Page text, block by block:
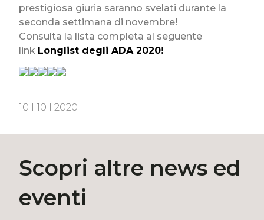
prestigiosa giuria saranno svelati durante la
seconda settimana di novembre!
Consulta la lista completa al seguente
link Longlist degli ADA 2020!
10 I 10 I 2020
Scopri altre news ed
eventi